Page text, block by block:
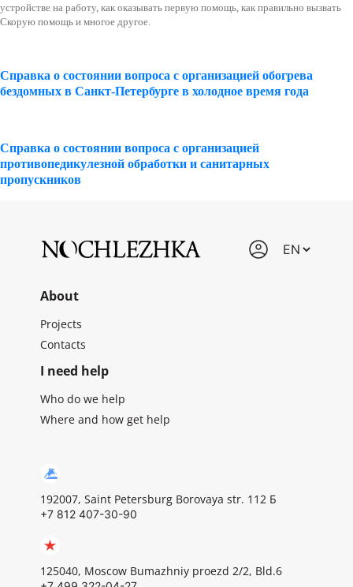
устройстве на работу, как оказывать первую помощь, как правильно вызвать
Скорую помощь и многое другое.
Справка о состоянии вопроса с организацией обогрева
бездомных в Санкт-Петербурге в холодное время года
Справка о состоянии вопроса с организацией
противопедикулезной обработки и санитарных
пропускников
About
Projects
Contacts
I need help
Who do we help
Where and how get help
192007, Saint Petersburg Borovaya str. 112 Б
+7 812 407-30-90
125040, Moscow Bumazhniy proezd 2/2, Bld.6